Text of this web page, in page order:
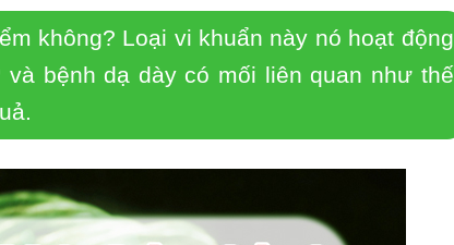
không? Loại vi khuẩn này nó hoạt động
bệnh dạ dày có mối liên quan như thế